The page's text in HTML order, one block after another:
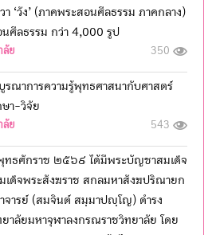
‘วัง’ (ภาคพระสอนศีลธรรม ภาคกลาง)
ศีลธรรม กว่า 4,000 รูป
ลัย 350
รณาการความรู้พุทธศาสนากับศาสตร์
า-วิจัย
ลัย 543
ทธศักราช ๒๕๖๙ ได้มีพระบัญชาสมเด็จ
ด็จพระสังฆราช สกลมหาสังฆปริณายก
จารย์ (สมจินต์ สมฺมาปญฺโญ) ดำรง
าลัยมหาจุฬาลงกรณราชวิทยาลัย โดย